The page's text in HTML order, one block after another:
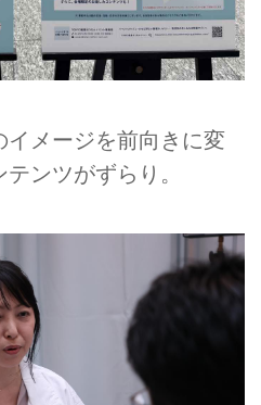
イメージを前向きに変
ンツがずらり。